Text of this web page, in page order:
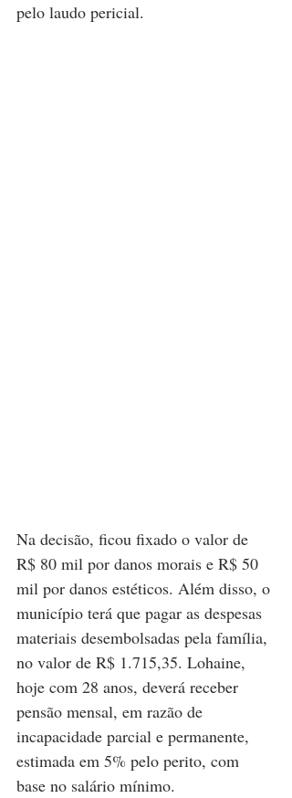
pelo laudo pericial.
Na decisão, ficou fixado o valor de
R$ 80 mil por danos morais e R$ 50
mil por danos estéticos. Além disso, o
município terá que pagar as despesas
materiais desembolsadas pela família,
no valor de R$ 1.715,35. Lohaine,
hoje com 28 anos, deverá receber
pensão mensal, em razão de
incapacidade parcial e permanente,
estimada em 5% pelo perito, com
base no salário mínimo.